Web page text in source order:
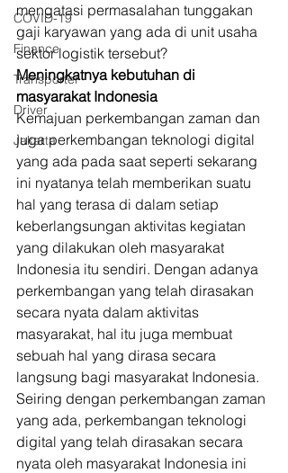
COVID-19
Finance
Transporter
Driver
Jakarta
mengatasi permasalahan tunggakan
gaji karyawan yang ada di unit usaha
sektor logistik tersebut?
Meningkatnya kebutuhan di
masyarakat Indonesia
Kemajuan perkembangan zaman dan
juga perkembangan teknologi digital
yang ada pada saat seperti sekarang
ini nyatanya telah memberikan suatu
hal yang terasa di dalam setiap
keberlangsungan aktivitas kegiatan
yang dilakukan oleh masyarakat
Indonesia itu sendiri. Dengan adanya
perkembangan yang telah dirasakan
secara nyata dalam aktivitas
masyarakat, hal itu juga membuat
sebuah hal yang dirasa secara
langsung bagi masyarakat Indonesia.
Seiring dengan perkembangan zaman
yang ada, perkembangan teknologi
digital yang telah dirasakan secara
nyata oleh masyarakat Indonesia ini